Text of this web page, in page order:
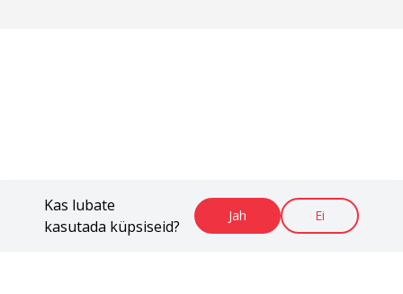
Kas lubate
kasutada küpsiseid?
Jah Ei